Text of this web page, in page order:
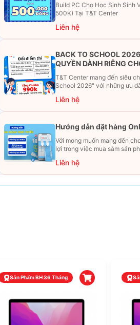
Build PC Cho Học Sinh Sinh
500K) Tại T&T Center
Liên hệ
BACK TO SCHOOL
QUYỀN DÀNH RIÊNG
T&T Center mang đến siêu
School 2026" với những ưu
không hai". Đừng để chiếc
khám phá ngay ưu đãi siêu
Liên hệ
Hướng dẫn đặt hàng
Với mong muốn mang đến
lợi trong việc mua sắm sản
Trong bài viết này, T&T
cách mua hàng trực tuyến
Website, Zalo, Messenger
Liên hệ
Sản Phẩm BH 36 Tháng